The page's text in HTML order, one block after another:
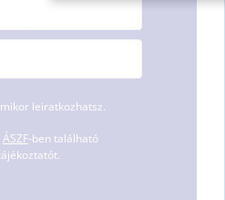
leiratkozhatsz.
ÁSZF-ben található